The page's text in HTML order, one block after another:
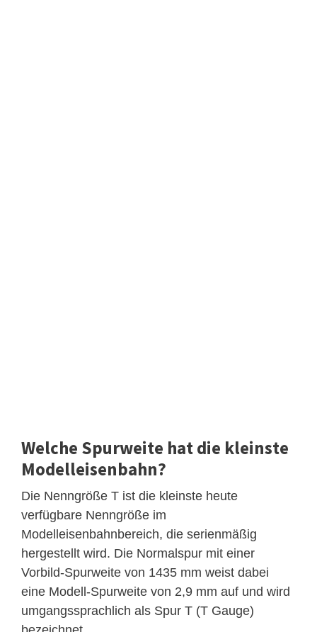
Welche Spurweite hat die kleinste
Modelleisenbahn?
Die Nenngröße T ist die kleinste heute
verfügbare Nenngröße im
Modelleisenbahnbereich, die serienmäßig
hergestellt wird. Die Normalspur mit einer
Vorbild-Spurweite von 1435 mm weist dabei
eine Modell-Spurweite von 2,9 mm auf und wird
umgangssprachlich als Spur T (T Gauge)